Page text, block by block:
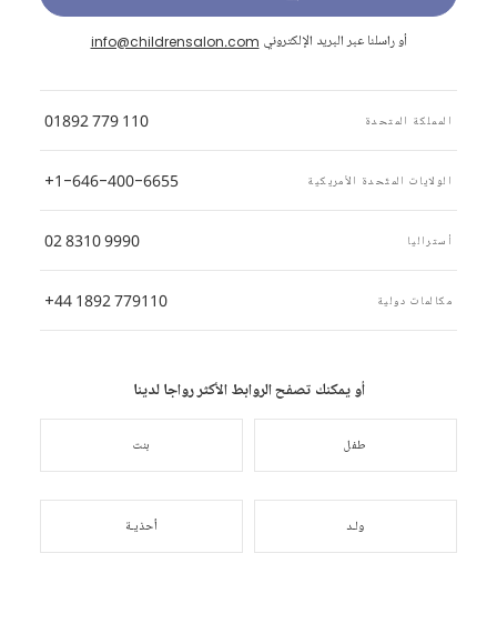
أو راسلنا عبر البريد الإلكتروني info@childrensalon.com
المملكة المتحدة 01892 779 110
الولايات المتّحدة الأمريكية +1-646-400-6655
أستراليا 02 8310 9990
مكالمات دولية +44 1892 779110
أو يمكنك تصفح الروابط الأكثر رواجا لدينا
طفل بنت
ولـد أحذيـة